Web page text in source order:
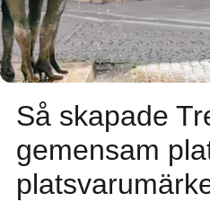
Så skapade
gemensam